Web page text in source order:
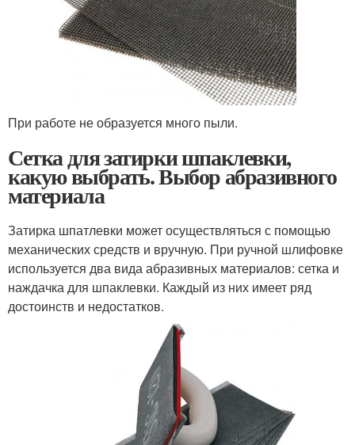
При работе не образуется много пыли.
Сетка для затирки шпаклевки,
какую выбрать. Выбор абразивного
материала
Затирка шпатлевки может осуществляться с помощью
механических средств и вручную. При ручной шлифовке
используется два вида абразивных материалов: сетка и
наждачка для шпаклевки. Каждый из них имеет ряд
достоинств и недостатков.